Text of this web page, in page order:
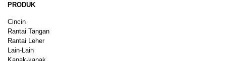
PRODUK
Cincin
Rantai Tangan
Rantai Leher
Lain-Lain